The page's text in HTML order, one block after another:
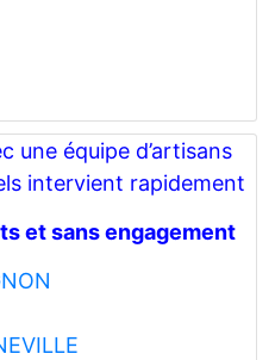
une équipe d’artisans
intervient rapidement
et sans engagement